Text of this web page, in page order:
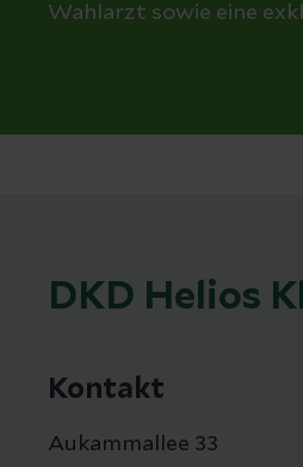
Wahlarzt sowie eine
DKD Helios
Kontakt
Aukammallee 33